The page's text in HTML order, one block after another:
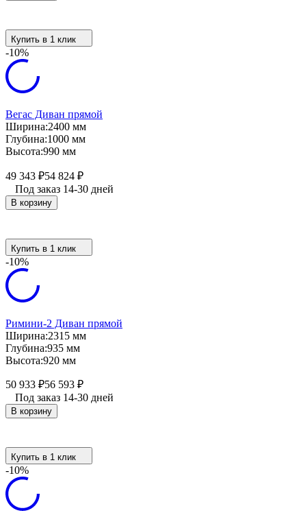
Купить в 1 клик
-10%
Вегас Диван прямой
Ширина:2400 мм
Глубина:1000 мм
Высота:990 мм
49 343 ₽54 824 ₽
Под заказ 14-30 дней
В корзину
Купить в 1 клик
-10%
Римини-2 Диван прямой
Ширина:2315 мм
Глубина:935 мм
Высота:920 мм
50 933 ₽56 593 ₽
Под заказ 14-30 дней
В корзину
Купить в 1 клик
-10%